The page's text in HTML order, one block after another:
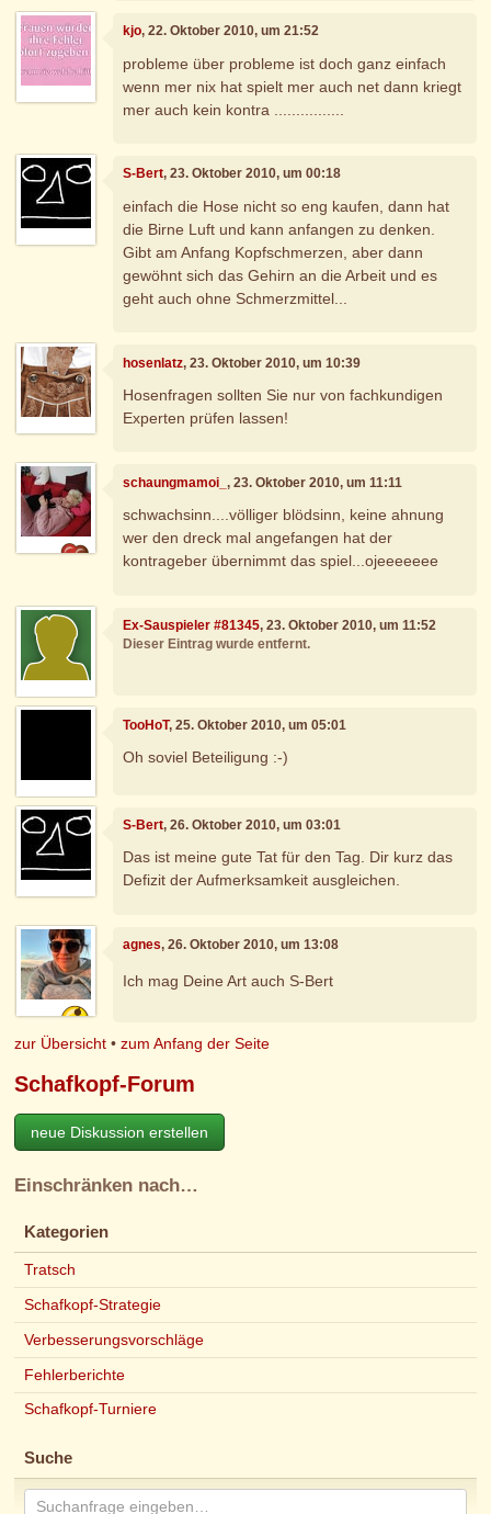
kjo, 22. Oktober 2010, um 21:52
probleme über probleme ist doch ganz einfach
wenn mer nix hat spielt mer auch net dann kriegt
mer auch kein kontra ................
S-Bert, 23. Oktober 2010, um 00:18
einfach die Hose nicht so eng kaufen, dann hat
die Birne Luft und kann anfangen zu denken.
Gibt am Anfang Kopfschmerzen, aber dann
gewöhnt sich das Gehirn an die Arbeit und es
geht auch ohne Schmerzmittel...
hosenlatz, 23. Oktober 2010, um 10:39
Hosenfragen sollten Sie nur von fachkundigen
Experten prüfen lassen!
schaungmamoi_, 23. Oktober 2010, um 11:11
schwachsinn....völliger blödsinn, keine ahnung
wer den dreck mal angefangen hat der
kontrageber übernimmt das spiel...ojeeeeeee
Ex-Sauspieler #81345, 23. Oktober 2010, um 11:52
Dieser Eintrag wurde entfernt.
TooHoT, 25. Oktober 2010, um 05:01
Oh soviel Beteiligung :-)
S-Bert, 26. Oktober 2010, um 03:01
Das ist meine gute Tat für den Tag. Dir kurz das
Defizit der Aufmerksamkeit ausgleichen.
agnes, 26. Oktober 2010, um 13:08
Ich mag Deine Art auch S-Bert
zur Übersicht •zum Anfang der Seite
Schafkopf-Forum
neue Diskussion erstellen
Einschränken nach…
Kategorien
Tratsch
Schafkopf-Strategie
Verbesserungsvorschläge
Fehlerberichte
Schafkopf-Turniere
Suche